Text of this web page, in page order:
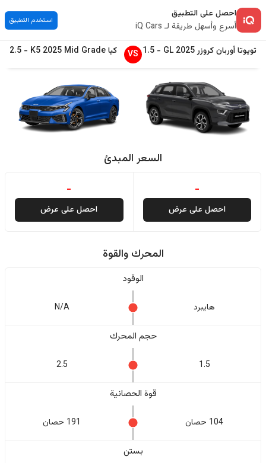
احصل على التطبيق
أسرع وأسهل طريقة لـ iQ Cars
استخدم التطبيق
تويوتاأوربان كروزر2025
GL
-
1.5
VS كيا K5 2025 Mid Grade
-
2.5
السعر المبدئ
-
احصل على عرض
-
احصل على عرض
المحرك والقوة
الوقود
هايبرد N/A
حجم المحرك
1.5
2.5
قوة الحصانية
104 حصان 191 حصان
بستن